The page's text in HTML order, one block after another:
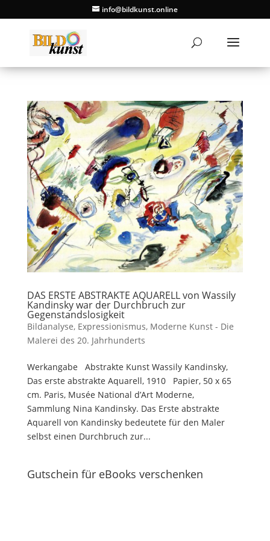
info@bildkunst.online
DAS ERSTE ABSTRAKTE AQUARELL von Wassily
Kandinsky war der Durchbruch zur
Gegenstandslosigkeit
Bildanalyse, Expressionismus, Moderne Kunst - Die
Malerei des 20. Jahrhunderts
Werkangabe Abstrakte Kunst Wassily Kandinsky,
Das erste abstrakte Aquarell, 1910 Papier, 50 x 65
cm. Paris, Musée National d’Art Moderne,
Sammlung Nina Kandinsky. Das Erste abstrakte
Aquarell von Kandinsky bedeutete für den Maler
selbst einen Durchbruch zur...
Gutschein für eBooks verschenken